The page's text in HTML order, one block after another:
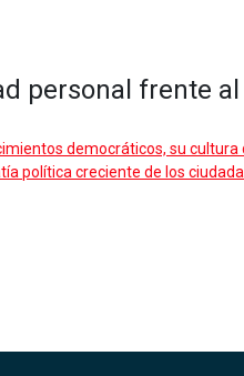
personal frente
democráticos, su
política creciente de los